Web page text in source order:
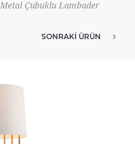
Metal Çubuklu Lambader
SONRAKI ÜRÜN